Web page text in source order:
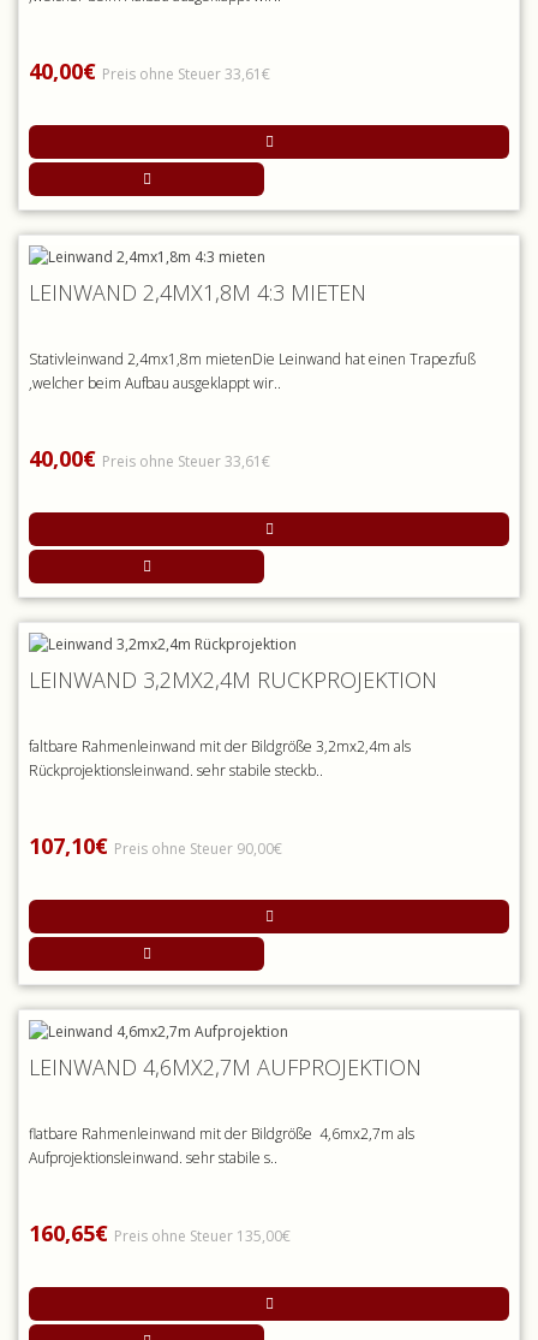
40,00€ Preis ohne Steuer 33,61€
LEINWAND 2,4MX1,8M 4:3 MIETEN
Stativleinwand 2,4mx1,8m mietenDie Leinwand hat einen Trapezfuß
,welcher beim Aufbau ausgeklappt wir..
40,00€ Preis ohne Steuer 33,61€
LEINWAND 3,2MX2,4M RÜCKPROJEKTION
faltbare Rahmenleinwand mit der Bildgröße 3,2mx2,4m als
Rückprojektionsleinwand. sehr stabile steckb..
107,10€ Preis ohne Steuer 90,00€
LEINWAND 4,6MX2,7M AUFPROJEKTION
flatbare Rahmenleinwand mit der Bildgröße 4,6mx2,7m als
Aufprojektionsleinwand. sehr stabile s..
160,65€ Preis ohne Steuer 135,00€